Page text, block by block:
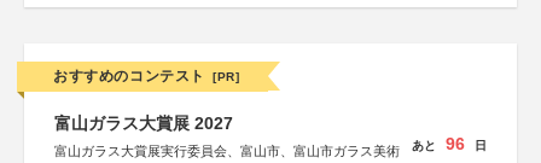
おすすめのコンテスト [PR]
富山ガラス大賞展 2027
富山ガラス大賞展実行委員会、富山市、富山市ガラス美術
あと 96 日